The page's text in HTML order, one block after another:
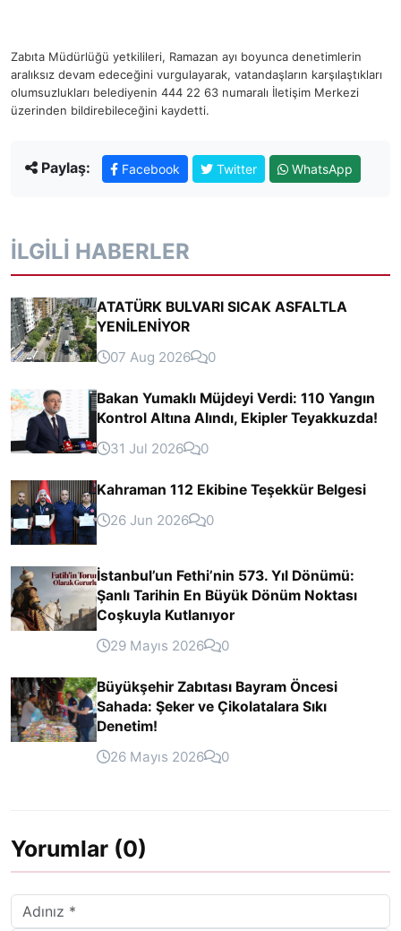
Zabıta Müdürlüğü yetkilileri, Ramazan ayı boyunca denetimlerin
aralıksız devam edeceğini vurgulayarak, vatandaşların karşılaştıkları
olumsuzlukları belediyenin 444 22 63 numaralı İletişim Merkezi
üzerinden bildirebileceğini kaydetti.
Paylaş: Facebook Twitter WhatsApp
İLGILI HABERLER
ATATÜRK BULVARI SICAK ASFALTLA
YENİLENİYOR
07 Aug 2026
0
Bakan Yumaklı Müjdeyi Verdi: 110 Yangın
Kontrol Altına Alındı, Ekipler Teyakkuzda!
31 Jul 2026
0
Kahraman 112 Ekibine Teşekkür Belgesi
26 Jun 2026
0
İstanbul’un Fethi’nin 573. Yıl Dönümü:
Şanlı Tarihin En Büyük Dönüm Noktası
Coşkuyla Kutlanıyor
29 Mayıs 2026
0
Büyükşehir Zabıtası Bayram Öncesi
Sahada: Şeker ve Çikolatalara Sıkı
Denetim!
26 Mayıs 2026
0
Yorumlar (0)